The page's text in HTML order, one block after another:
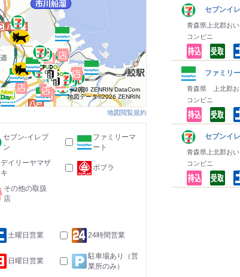
セブンイ
青森県上北郡おい
コンビニ
ファミリ
青森県 上北郡お
コンビニ
セブンイ
青森県上北郡お
コンビニ
©2026 ZENRIN DataCom
地図データ©2026 ZENRIN
地図閲覧規約
セブン-イレブ
ン
ファミリーマ
ート
デイリーヤマザ
キ
ポプラ
その他の取扱
店
土曜日営業 24時間営業
日曜日営業
駐車場あり（営
業所のみ）